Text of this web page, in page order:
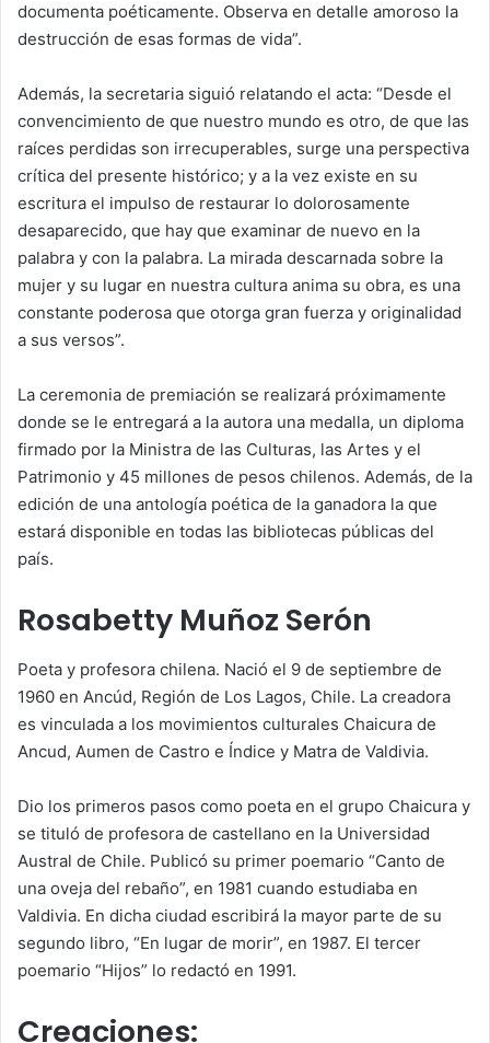
documenta poéticamente. Observa en detalle amoroso la
destrucción de esas formas de vida”.
Además, la secretaria siguió relatando el acta: “Desde el
convencimiento de que nuestro mundo es otro, de que las
raíces perdidas son irrecuperables, surge una perspectiva
crítica del presente histórico; y a la vez existe en su
escritura el impulso de restaurar lo dolorosamente
desaparecido, que hay que examinar de nuevo en la
palabra y con la palabra. La mirada descarnada sobre la
mujer y su lugar en nuestra cultura anima su obra, es una
constante poderosa que otorga gran fuerza y originalidad
a sus versos”.
La ceremonia de premiación se realizará próximamente
donde se le entregará a la autora una medalla, un diploma
firmado por la Ministra de las Culturas, las Artes y el
Patrimonio y 45 millones de pesos chilenos. Además, de la
edición de una antología poética de la ganadora la que
estará disponible en todas las bibliotecas públicas del
país.
Rosabetty Muñoz Serón
Poeta y profesora chilena. Nació el 9 de septiembre de
1960 en Ancúd, Región de Los Lagos, Chile. La creadora
es vinculada a los movimientos culturales Chaicura de
Ancud, Aumen de Castro e Índice y Matra de Valdivia.
Dio los primeros pasos como poeta en el grupo Chaicura y
se tituló de profesora de castellano en la Universidad
Austral de Chile. Publicó su primer poemario “Canto de
una oveja del rebaño”, en 1981 cuando estudiaba en
Valdivia. En dicha ciudad escribirá la mayor parte de su
segundo libro, “En lugar de morir”, en 1987. El tercer
poemario “Hijos” lo redactó en 1991.
Creaciones: